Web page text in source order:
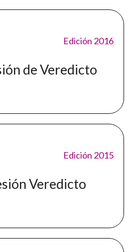
Edición 2016
de Veredicto
Edición 2015
Veredicto